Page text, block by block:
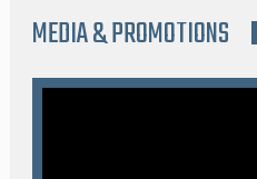
MEDIA & PROMOTIONS